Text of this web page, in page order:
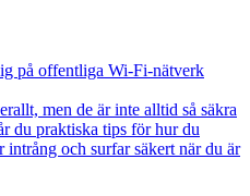
på offentliga Wi-Fi-nätverk
men de är inte alltid så säkra
du praktiska tips för hur du
och surfar säkert när du är